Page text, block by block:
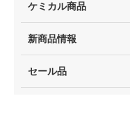
ケミカル商品
新商品情報
セール品